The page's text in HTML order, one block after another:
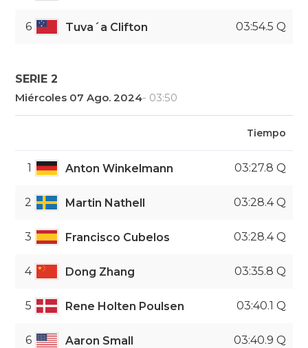
6 Tuva´a Clifton 03:54.5 Q
SERIE 2
Miércoles 07 Ago. 2024- 03:50
Tiempo
1 Anton Winkelmann 03:27.8 Q
2 Martin Nathell 03:28.4 Q
3 Francisco Cubelos 03:28.4 Q
4 Dong Zhang 03:35.8 Q
5 Rene Holten Poulsen 03:40.1 Q
6 Aaron Small 03:40.9 Q